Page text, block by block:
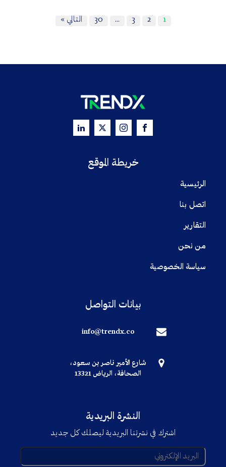
1
2
3
…
30 التالي »
خريطة الموقع
الرئيسية
اتصل بنا
التقارير
من نحن
سياسة الخصوصية
بيانات التواصل
info@trendx.co
شارع الأمير ناصر بن سعود،
الصحافة، الرياض 13321
النشرة البريدية
اشترك في نشرتنا البريدية ليصلك كل جديد